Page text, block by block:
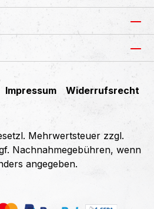
Impressum Widerrufsrecht
Mehrwertsteuer zzgl.
Nachnahmegebühren, wenn
angegeben.